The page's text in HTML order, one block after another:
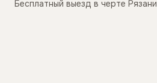
Бесплатный выезд в черте